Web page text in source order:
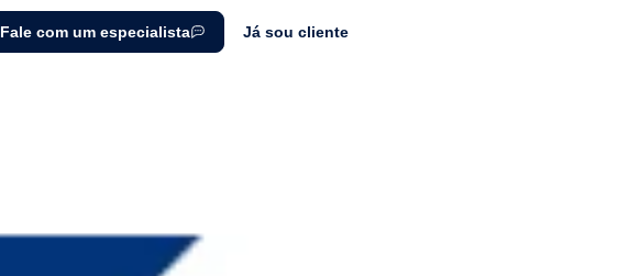
Fale com um especialista Já sou cliente